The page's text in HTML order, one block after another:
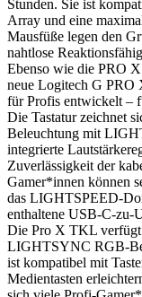
Stunden. Sie ist
Array und eine
Mausfüße legen den
nahtlose
Ebenso wie die PRO
neue Logitech G PRO
für Profis entwickelt –
Die Tastatur zeichnet
Beleuchtung mit
integrierte
Zuverlässigkeit der
Gamer*innen können
das LIGHTSPEED-
enthaltene USB-C-zu-
Die Pro X TKL verfügt
LIGHTSYNC RGB-
ist kompatibel mit
Medientasten